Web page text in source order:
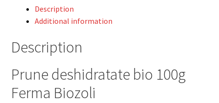
Description
Additional information
Description
Prune deshidratate bio 100g
Ferma Biozoli